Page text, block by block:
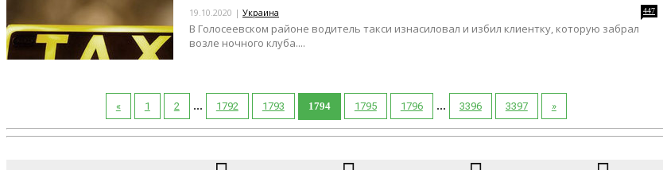
19.10.2020 | Украина 447
В Голосеевском районе водитель такси изнасиловал и избил клиентку, которую забрал
возле ночного клуба....
« 1 2 ... 1792 1793 1794 1795 1796 ... 3396 3397 »